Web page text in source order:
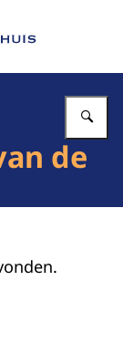
Huis
de